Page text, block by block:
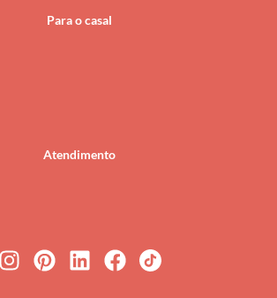
Para o casal
Atendimento